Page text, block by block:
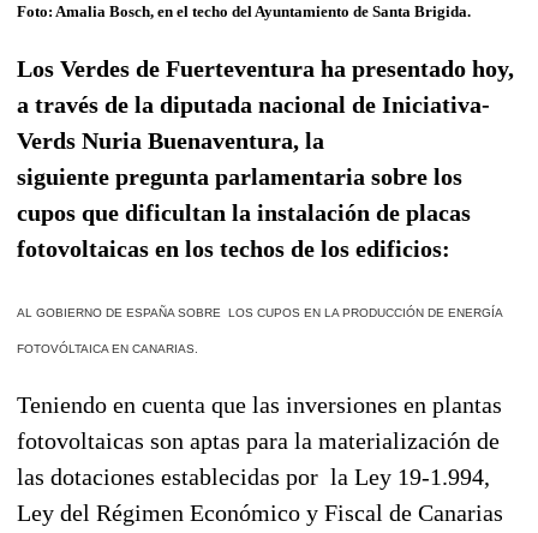
Foto: Amalia Bosch, en el techo del Ayuntamiento de Santa Brigida.
Los Verdes de Fuerteventura ha presentado hoy,
a través de la diputada nacional de Iniciativa-
Verds Nuria Buenaventura, la
siguiente pregunta parlamentaria sobre los
cupos que dificultan la instalación de placas
fotovoltaicas en los techos de los edificios:
AL GOBIERNO DE ESPAÑA SOBRE LOS CUPOS EN LA PRODUCCIÓN DE ENERGÍA
FOTOVÓLTAICA EN CANARIAS.
Teniendo en cuenta que las inversiones en plantas
fotovoltaicas son aptas para la materialización de
las dotaciones establecidas por la Ley 19-1.994,
Ley del Régimen Económico y Fiscal de Canarias